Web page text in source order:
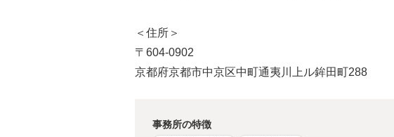
＜住所＞
〒604-0902
京都府京都市中京区中町通夷川上ル鉾田町288
事務所の特徴